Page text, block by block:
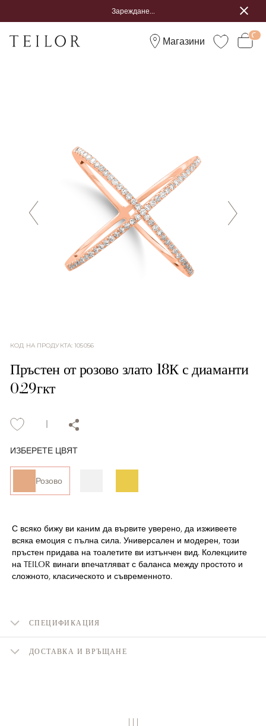
Зареждане...
Магазини
КОД НА ПРОДУКТА:105056
Пръстен от розово злато 18К с диаманти
0.29гкт
ИЗБЕРЕТЕ ЦВЯТ
Розово
С всяко бижу ви каним да вървите уверено, да изживеете
всяка емоция с пълна сила. Универсален и модерен, този
пръстен придава на тоалетите ви изтънчен вид. Колекциите
на TEILOR винаги впечатляват с баланса между простото и
сложното, класическото и съвременното.
СПЕЦИФИКАЦИЯ
ДОСТАВКА И ВРЪЩАНЕ